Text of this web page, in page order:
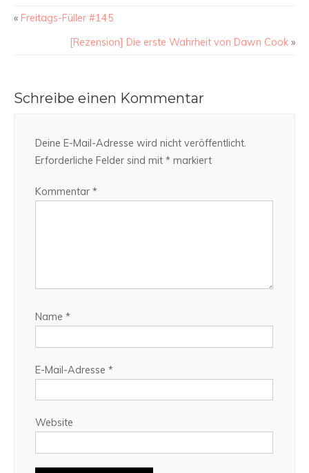
« Freitags-Füller #145
[Rezension] Die erste Wahrheit von Dawn Cook »
Schreibe einen Kommentar
Deine E-Mail-Adresse wird nicht veröffentlicht.
Erforderliche Felder sind mit * markiert
Kommentar *
Name *
E-Mail-Adresse *
Website